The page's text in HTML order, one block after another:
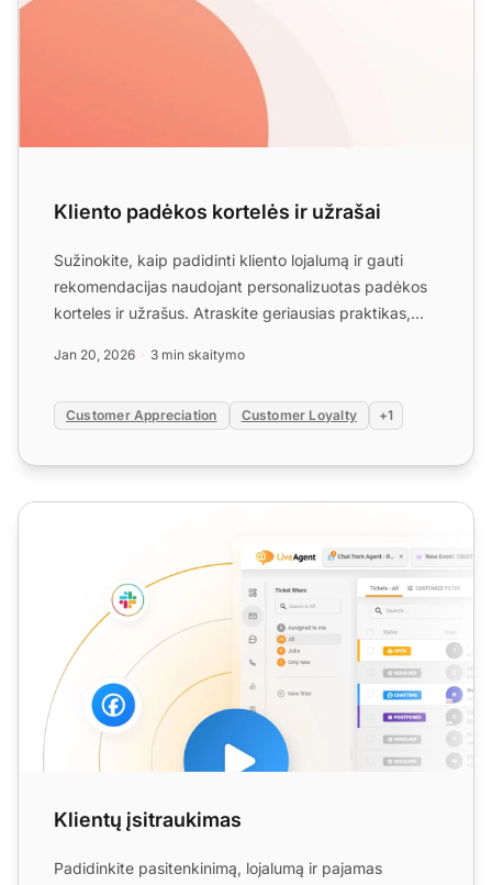
Kliento padėkos kortelės ir užrašai
Sužinokite, kaip padidinti kliento lojalumą ir gauti
rekomendacijas naudojant personalizuotas padėkos
korteles ir užrašus. Atraskite geriausias praktikas,
Jan 20, 2026 3 min skaitymo
Customer Appreciation Customer Loyalty +1
Klientų įsitraukimas
Klientų įsitraukimas
Padidinkite pasitenkinimą, lojalumą ir pajamas